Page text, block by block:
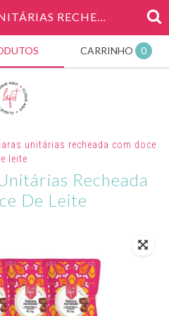
KIT 12 TÂMARAS UNITÁRIAS RECHEADA COM DOCE DE LEITE
CARRINHO 0
unitárias recheada com doce
leite
Recheada
De Leite